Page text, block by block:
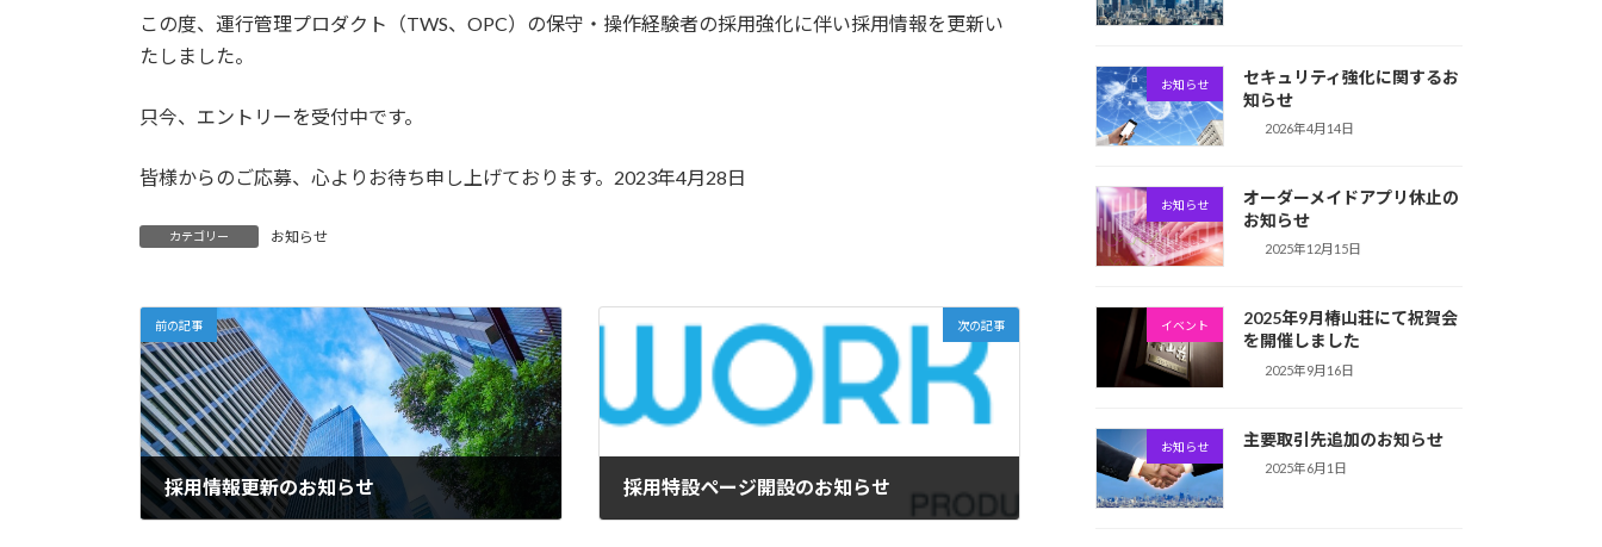
新
この度、運行管理プロダクト（TWS、OPC）の保守・操作経験者の採用強化に伴い採用情報を更新い
たしました。
只今、エントリーを受付中です。
皆様からのご応募、心よりお待ち申し上げております。2023年4月28日
カテゴリー お知らせ
前の記事
採用情報更新のお知らせ
次の記事
採用特設ページ開設のお知らせ
お知らせ
セキュリティ強化に関するお
知らせ
2026年4月14日
お知らせ
オーダーメイドアプリ休止の
お知らせ
2025年12月15日
イベント
2025年9月椿山荘にて祝賀会
を開催しました
2025年9月16日
お知らせ 主要取引先追加のお知らせ
2025年6月1日